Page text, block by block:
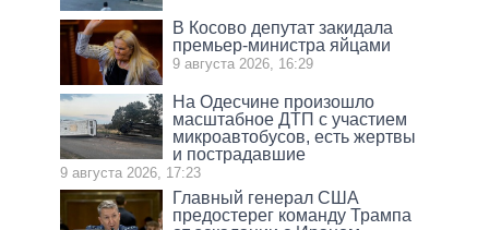
В Косово депутат закидала
премьер-министра яйцами
9 августа 2026, 16:29
На Одесчине произошло
масштабное ДТП с участием
микроавтобусов, есть жертвы
и пострадавшие
9 августа 2026, 17:23
Главный генерал США
предостерег команду Трампа